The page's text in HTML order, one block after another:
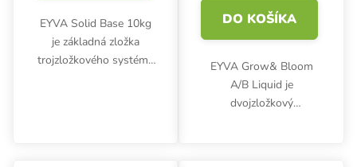
EYVA Solid Base 10kg
je základná zložka
trojzložkového systému
DO KOŠÍKA
EYVA Grow& Bloom
A/B Liquid je
dvojzložkový